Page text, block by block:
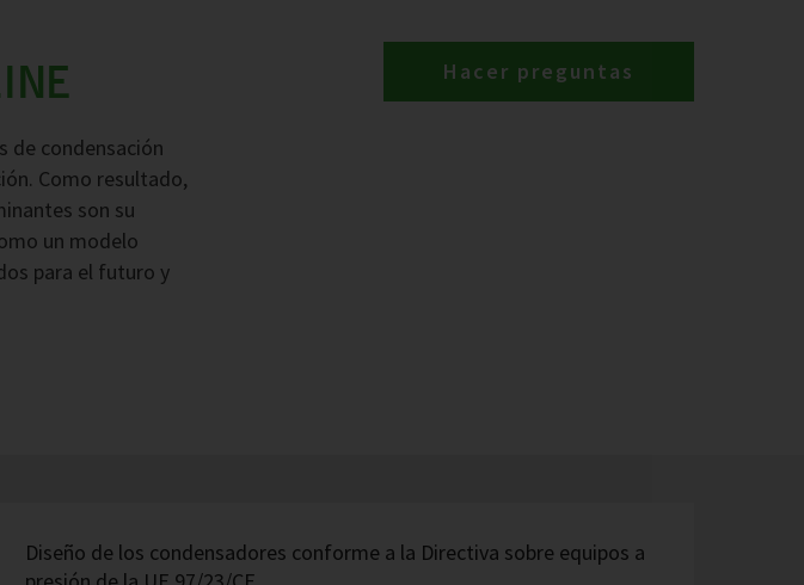
de condensación
Como resultado,
son su
un modelo
para el futuro y
Hacer preguntas
Diseño de los condensadores conforme a la Directiva sobre equipos a